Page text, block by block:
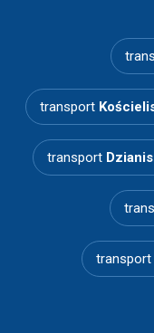
transport
transport
transport